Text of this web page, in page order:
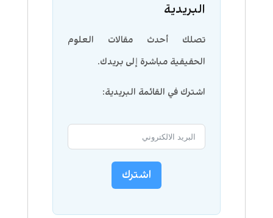
البريدية
تصلك أحدث مقالات العلوم
الحقيقية مباشرة إلى بريدك.
اشترك في القائمة البريدية:
اشترك